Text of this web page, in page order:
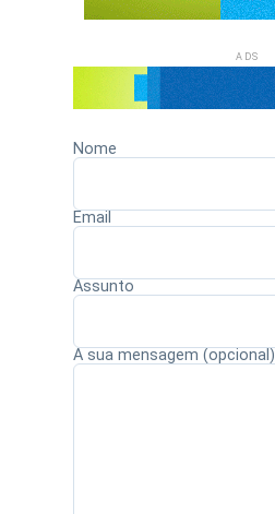
ADS
Nome
Email
Assunto
A sua mensagem (opcional)